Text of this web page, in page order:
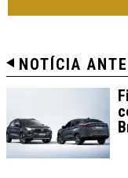
NOTÍCIA